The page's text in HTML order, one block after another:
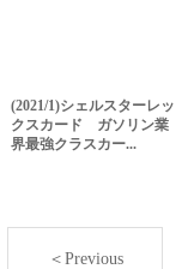
(2021/1)シェルスターレッ
クスカード ガソリン業
界最強クラスカー...
＜Previous